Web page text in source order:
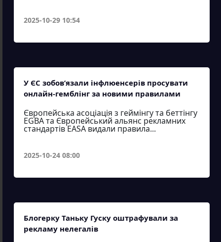
2025-10-29 10:54
У ЄС зобов’язали інфлюенсерів просувати
онлайн-гемблінг за новими правилами
Європейська асоціація з геймінгу та беттінгу
EGBA та Європейський альянс рекламних
стандартів EASA видали правила...
2025-10-24 08:00
Блогерку Таньку Гуску оштрафували за
рекламу нелегалів